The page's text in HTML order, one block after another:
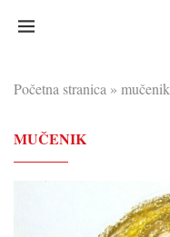
Početna stranica » mučenik
MUČENIK